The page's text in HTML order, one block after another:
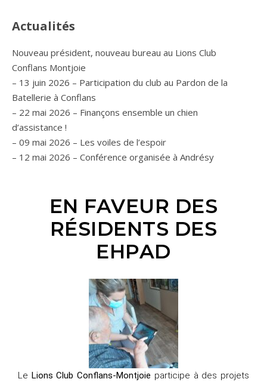
Actualités
Nouveau président, nouveau bureau au Lions Club
Conflans Montjoie
– 13 juin 2026 – Participation du club au Pardon de la
Batellerie à Conflans
– 22 mai 2026 – Finançons ensemble un chien
d’assistance !
– 09 mai 2026 – Les voiles de l’espoir
– 12 mai 2026 – Conférence organisée à Andrésy
EN FAVEUR DES
RÉSIDENTS DES
EHPAD
Le Lions Club Conflans-Montjoie participe à des projets